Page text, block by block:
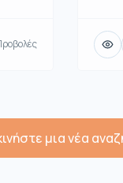
μια νέα